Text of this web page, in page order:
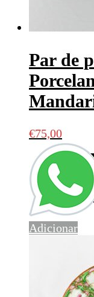
Par de
€75,00
Adicionar